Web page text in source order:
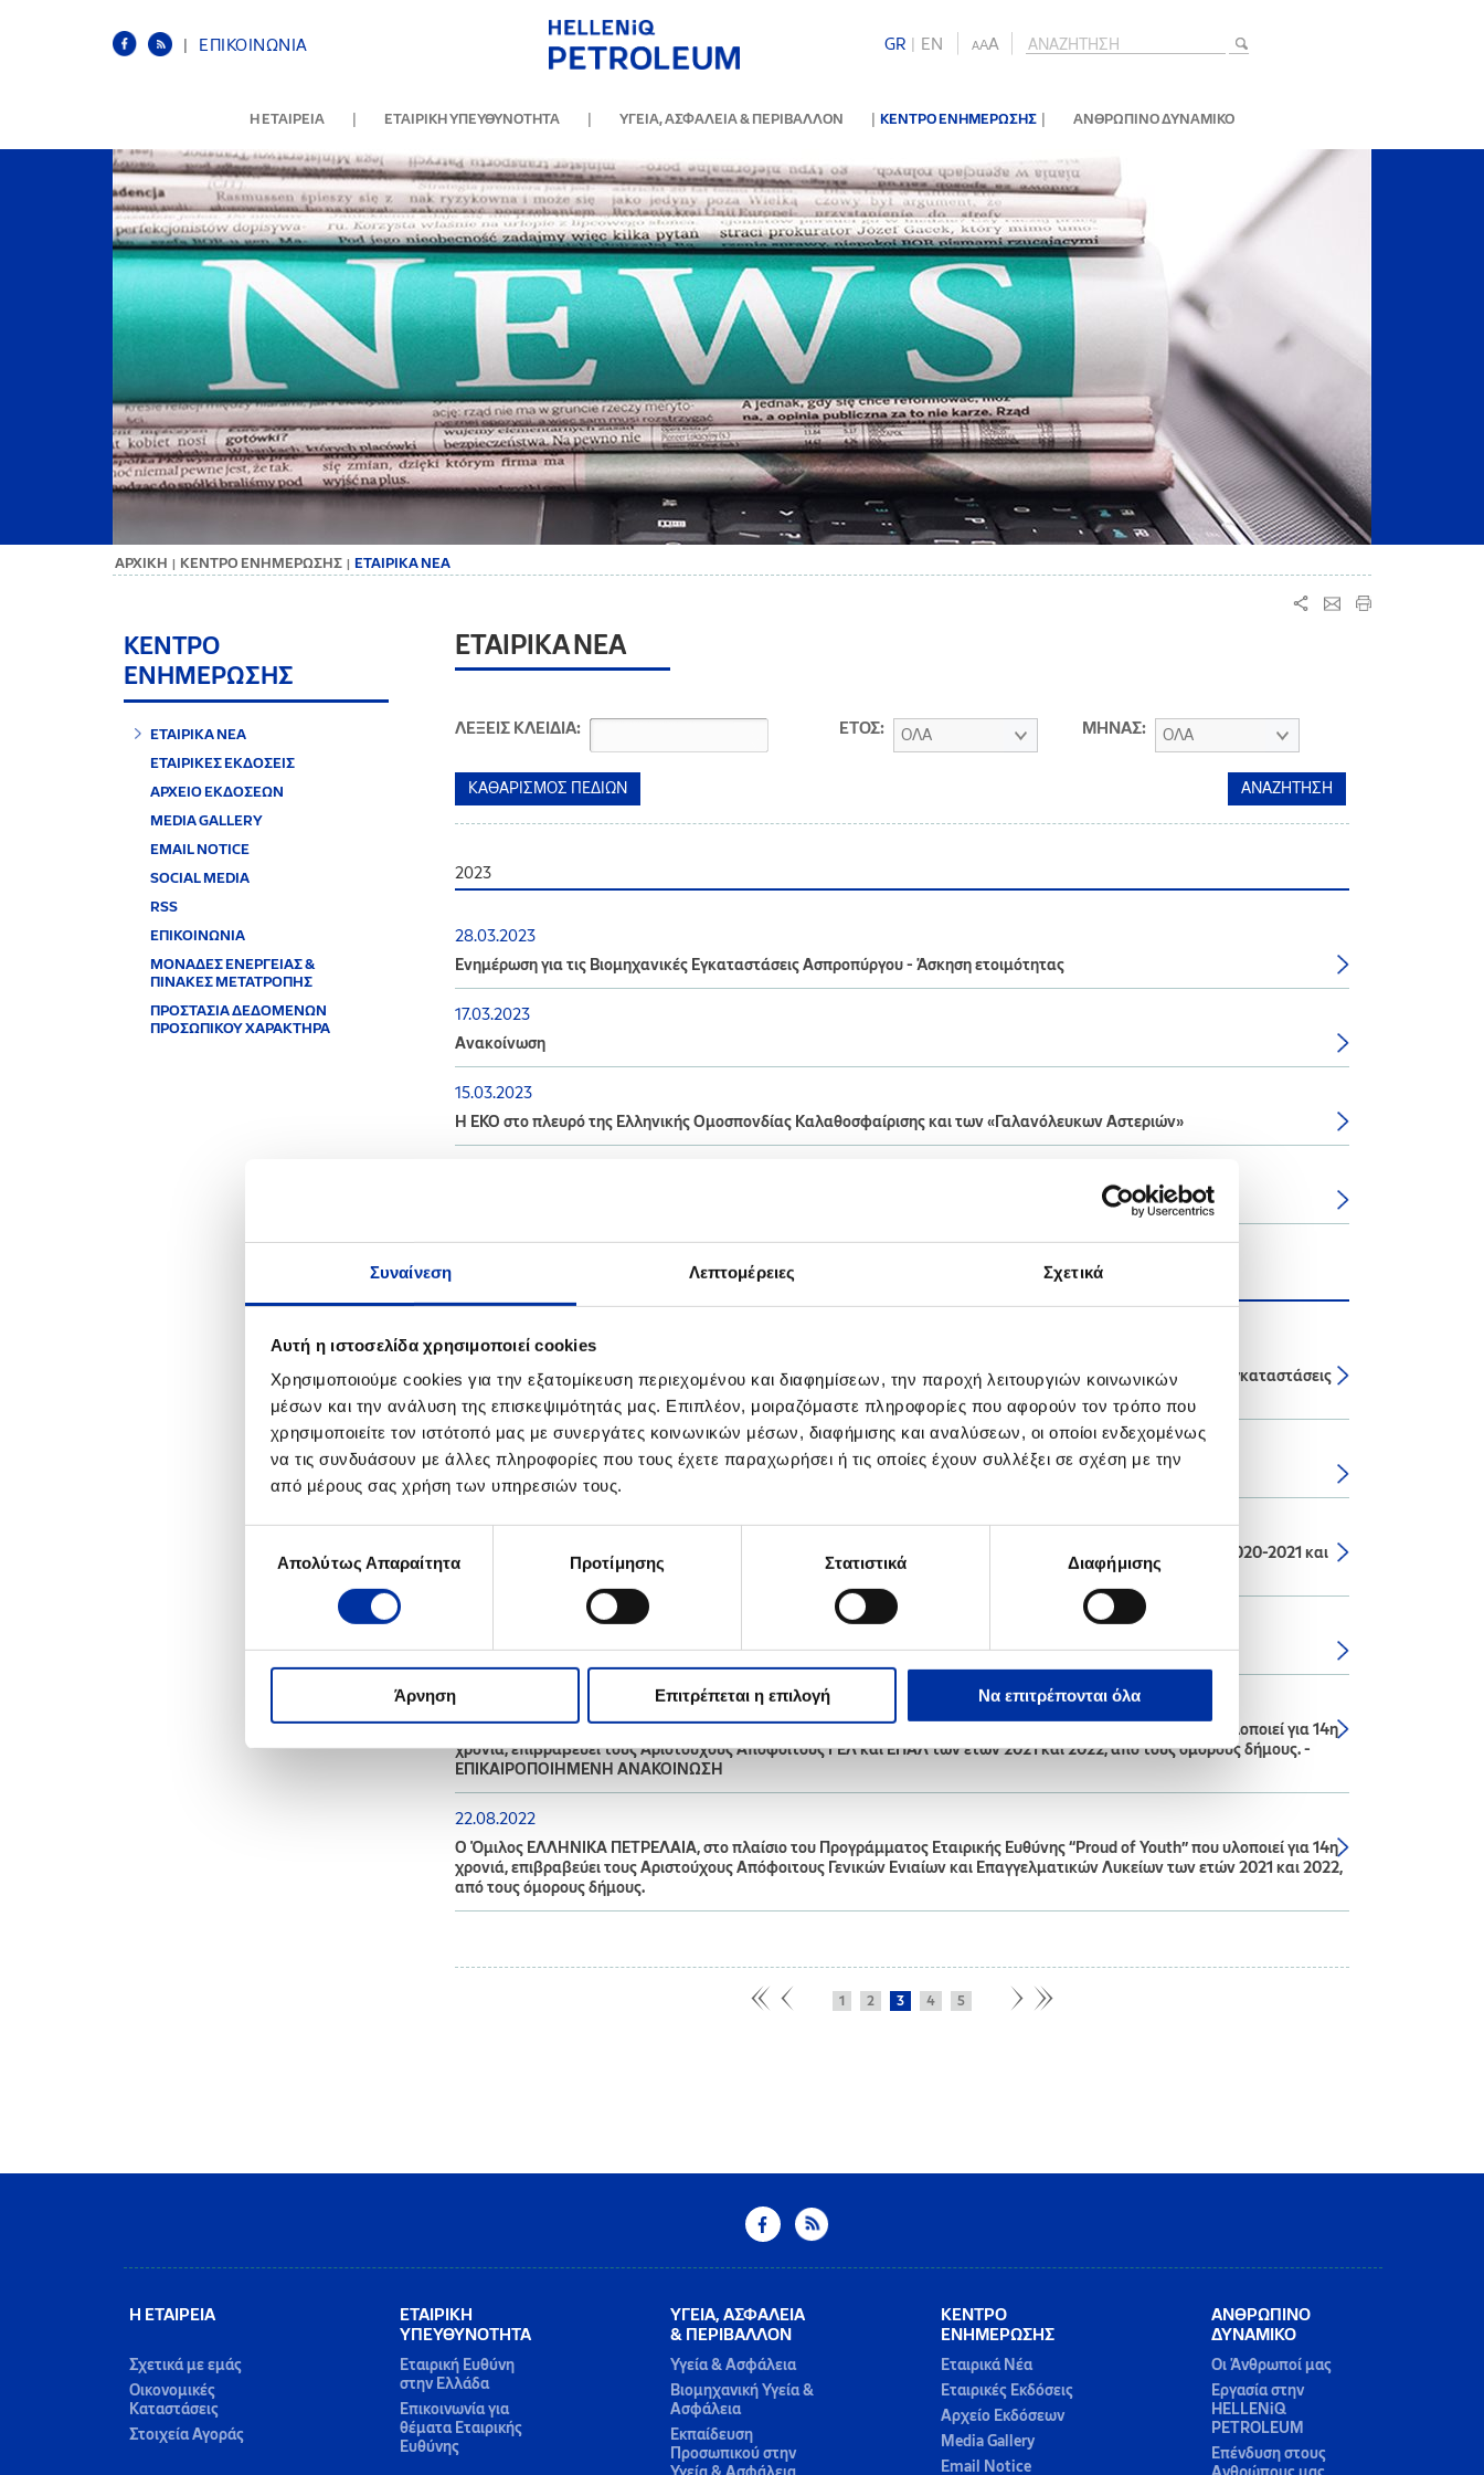
Συναίνεση Λεπτομέρειες Σχετικά
Αυτή η ιστοσελίδα χρησιμοποιεί cookies
Χρησιμοποιούμε cookies για την εξατομίκευση περιεχομένου και διαφημίσεων, την παροχή λειτουργιών κοινωνικών
μέσων και την ανάλυση της επισκεψιμότητάς μας. Επιπλέον, μοιραζόμαστε πληροφορίες που αφορούν τον τρόπο που
χρησιμοποιείτε τον ιστότοπό μας με συνεργάτες κοινωνικών μέσων, διαφήμισης και αναλύσεων, οι οποίοι ενδεχομένως
να τις συνδυάσουν με άλλες πληροφορίες που τους έχετε παραχωρήσει ή τις οποίες έχουν συλλέξει σε σχέση με την
από μέρους σας χρήση των υπηρεσιών τους.
συγκατάθεσης
Απολύτως Απαραίτητα Προτίμησης Στατιστικά Διαφήμισης
Άρνηση Επιτρέπεται η επιλογή Να επιτρέπονται όλα
| ΕΠΙΚΟΙΝΩΝΙΑ GR | ΕΝ AAA
Η ΕΤΑΙΡΕΙΑ | ΕΤΑΙΡΙΚΗ ΥΠΕΥΘΥΝΟΤΗΤΑ | ΥΓΕΙΑ, ΑΣΦΑΛΕΙΑ & ΠΕΡΙΒΑΛΛΟΝ | ΚΕΝΤΡΟ ΕΝΗΜΕΡΩΣΗΣ | ΑΝΘΡΩΠΙΝΟ ΔΥΝΑΜΙΚΟ
ΑΡΧΙΚΗ | ΚΕΝΤΡΟ ΕΝΗΜΕΡΩΣΗΣ | ΕΤΑΙΡΙΚΑ ΝΕΑ
ΚΕΝΤΡΟ
ΕΝΗΜΕΡΩΣΗΣ
ΕΤΑΙΡΙΚΑ ΝΕΑ
ΕΤΑΙΡΙΚΕΣ ΕΚΔΟΣΕΙΣ
ΑΡΧΕΙΟ ΕΚΔΟΣΕΩΝ
MEDIA GALLERY
EMAIL NOTICE
SOCIAL MEDIA
RSS
ΕΠΙΚΟΙΝΩΝΙΑ
ΜΟΝΑΔΕΣ ΕΝΕΡΓΕΙΑΣ &
ΠΙΝΑΚΕΣ ΜΕΤΑΤΡΟΠΗΣ
ΠΡΟΣΤΑΣΙΑ ΔΕΔΟΜΕΝΩΝ
ΠΡΟΣΩΠΙΚΟΥ ΧΑΡΑΚΤΗΡΑ
ΕΤΑΙΡΙΚΑ ΝΕΑ
ΛΕΞΕΙΣ ΚΛΕΙΔΙΑ: ΕΤΟΣ: ΟΛΑ ΜΗΝΑΣ: ΟΛΑ
2023
28.03.2023
Ενημέρωση για τις Βιομηχανικές Εγκαταστάσεις Ασπροπύργου - Άσκηση ετοιμότητας
17.03.2023
Ανακοίνωση
15.03.2023
Η ΕΚΟ στο πλευρό της Ελληνικής Ομοσπονδίας Καλαθοσφαίρισης και των «Γαλανόλευκων Αστεριών»
08.11.2022
Διενέργεια Ετήσιας Άσκησης Ετοιμότητας σε συνεργασία με την Πυροσβεστική Υπηρεσία στις Βιομηχανικές Εγκαταστάσεις
Ελευσίνας
14.10.2022
Ενημέρωση για τις Βιομηχανικές Εγκαταστάσεις Θεσσαλονίκης
20.09.2022
Αποτελέσματα Προγράμματος Επιβράβευσης Αριστούχων Αποφοίτων Όμορων Δήμων για τα Σχολικά έτη: 2020-2021 και
2021-2022
Ενημέρωση για τις Βιομηχανικές Εγκαταστάσεις Θεσσαλονίκης
25.08.2022
Ο Όμιλος ΕΛΛΗΝΙΚΑ ΠΕΤΡΕΛΑΙΑ, στο πλαίσιο του Προγράμματος Εταιρικής Ευθύνης “Proud of Youth” που υλοποιεί για 14η
χρονιά, επιβραβεύει τους Αριστούχους Απόφοιτους ΓΕΛ και ΕΠΑΛ των ετών 2021 και 2022, από τους όμορους δήμους. -
ΕΠΙΚΑΙΡΟΠΟΙΗΜΕΝΗ ΑΝΑΚΟΙΝΩΣΗ
22.08.2022
Ο Όμιλος ΕΛΛΗΝΙΚΑ ΠΕΤΡΕΛΑΙΑ, στο πλαίσιο του Προγράμματος Εταιρικής Ευθύνης “Proud of Youth” που υλοποιεί για 14η
χρονιά, επιβραβεύει τους Αριστούχους Απόφοιτους Γενικών Ενιαίων και Επαγγελματικών Λυκείων των ετών 2021 και 2022,
από τους όμορους δήμους.
1 2 3 4 5
Η ΕΤΑΙΡΕΙΑ
Σχετικά με εμάς
Οικονομικές
Καταστάσεις
Στοιχεία Αγοράς
ΕΤΑΙΡΙΚΗ
ΥΠΕΥΘΥΝΟΤΗΤΑ
Εταιρική Ευθύνη
στην Ελλάδα
Επικοινωνία για
θέματα Εταιρικής
Ευθύνης
ΥΓΕΙΑ, ΑΣΦΑΛΕΙΑ
& ΠΕΡΙΒΑΛΛΟΝ
Υγεία & Ασφάλεια
Βιομηχανική Υγεία &
Ασφάλεια
Εκπαίδευση
Προσωπικού στην
ΚΕΝΤΡΟ
ΕΝΗΜΕΡΩΣΗΣ
Εταιρικά Νέα
Εταιρικές Εκδόσεις
Αρχείο Εκδόσεων
Media Gallery
Email Notice
ΑΝΘΡΩΠΙΝΟ
ΔΥΝΑΜΙΚΟ
Οι Άνθρωποί μας
Εργασία στην
HELLENiQ
PETROLEUM
Επένδυση στους